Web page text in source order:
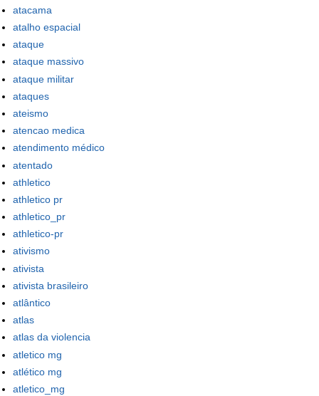
atacama
atalho espacial
ataque
ataque massivo
ataque militar
ataques
ateismo
atencao medica
atendimento médico
atentado
athletico
athletico pr
athletico_pr
athletico-pr
ativismo
ativista
ativista brasileiro
atlântico
atlas
atlas da violencia
atletico mg
atlético mg
atletico_mg